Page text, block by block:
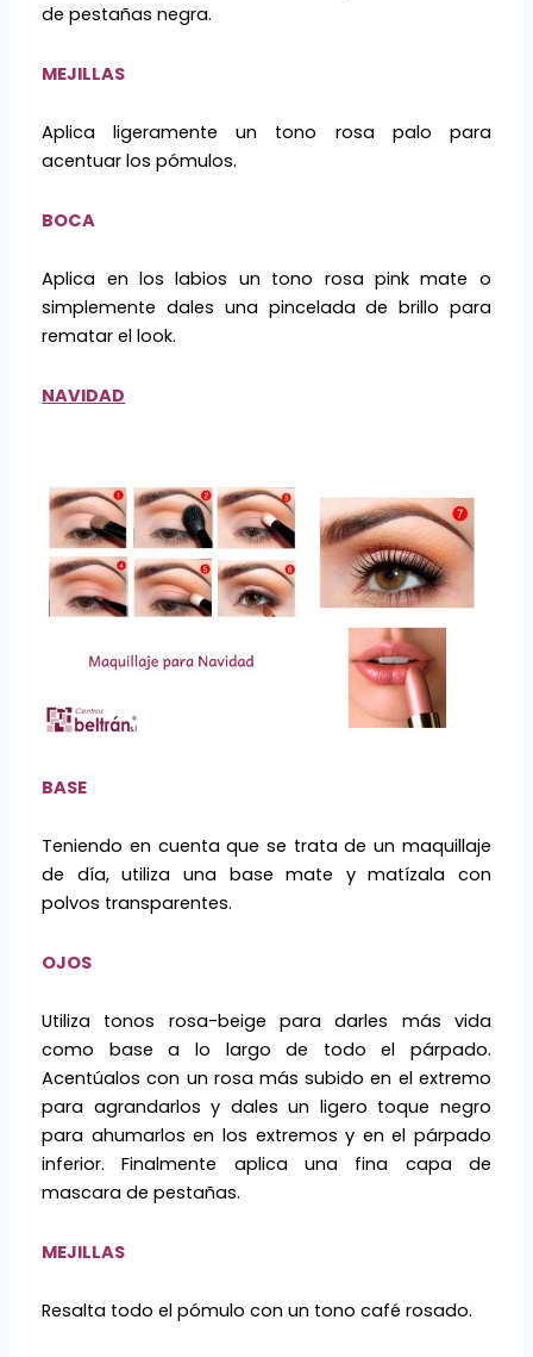
de pestañas negra.
MEJILLAS
Aplica ligeramente un tono rosa palo para
acentuar los pómulos.
BOCA
Aplica en los labios un tono rosa pink mate o
simplemente dales una pincelada de brillo para
rematar el look.
NAVIDAD
BASE
Teniendo en cuenta que se trata de un maquillaje
de día, utiliza una base mate y matízala con
polvos transparentes.
OJOS
Utiliza tonos rosa-beige para darles más vida
como base a lo largo de todo el párpado.
Acentúalos con un rosa más subido en el extremo
para agrandarlos y dales un ligero toque negro
para ahumarlos en los extremos y en el párpado
inferior. Finalmente aplica una fina capa de
mascara de pestañas.
MEJILLAS
Resalta todo el pómulo con un tono café rosado.